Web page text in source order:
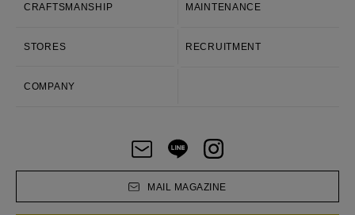
CRAFTSMANSHIP MAINTENANCE
STORES RECRUITMENT
COMPANY
MAIL MAGAZINE